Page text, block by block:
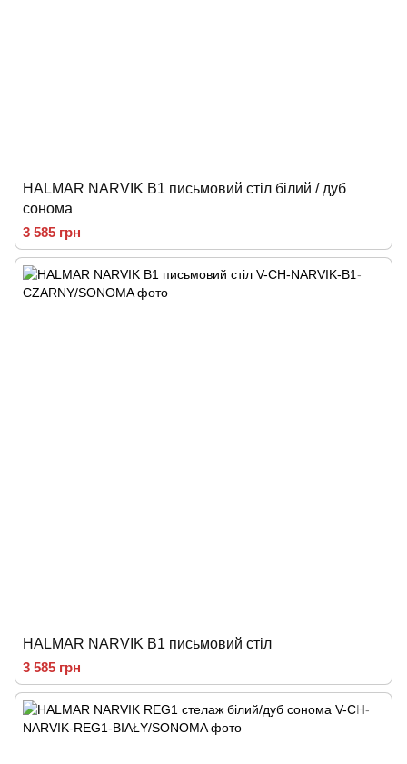
HALMAR NARVIK B1 письмовий стіл білий / дуб
сонома
3 585 грн
HALMAR NARVIK B1 письмовий стіл
3 585 грн